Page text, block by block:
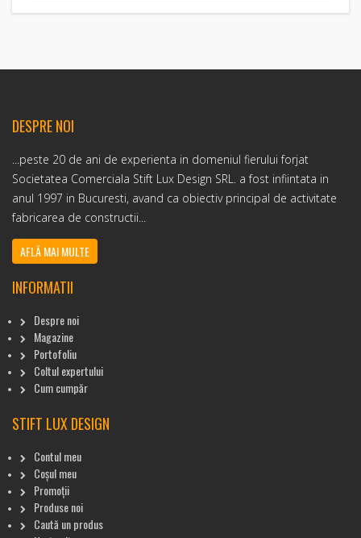
DESPRE NOI
...peste 20 de ani de experienta in domeniul fierului forjat
Societatea Comerciala Stift Lux Design SRL. a fost infiintata in
anul 1997 in Bucuresti, avand ca obiectiv principal de activitate
fabricarea de constructii...
AFLĂ MAI MULTE
INFORMATII
Despre noi
Magazine
Portofoliu
Coltul expertului
Cum cumpăr
STIFT LUX DESIGN
Contul meu
Coșul meu
Promoții
Produse noi
Caută un produs